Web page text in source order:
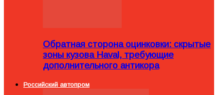
Обратная сторона оцинковки: скрытые
зоны кузова Haval, требующие
дополнительного антикора
Российский автопром